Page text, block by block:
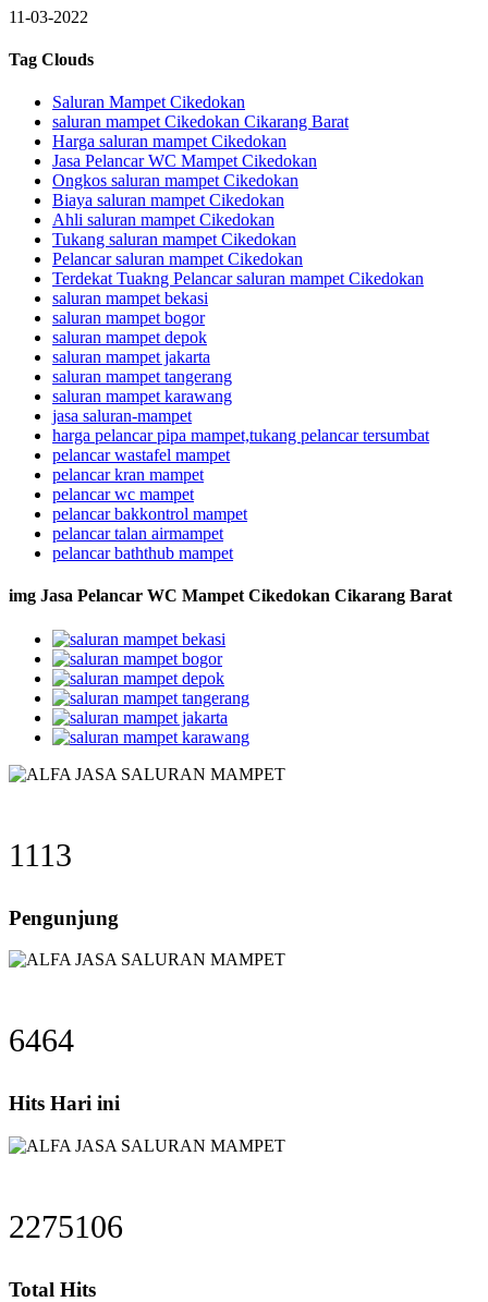
11-03-2022
Tag Clouds
Saluran Mampet Cikedokan
saluran mampet Cikedokan Cikarang Barat
Harga saluran mampet Cikedokan
Jasa Pelancar WC Mampet Cikedokan
Ongkos saluran mampet Cikedokan
Biaya saluran mampet Cikedokan
Ahli saluran mampet Cikedokan
Tukang saluran mampet Cikedokan
Pelancar saluran mampet Cikedokan
Terdekat Tuakng Pelancar saluran mampet Cikedokan
saluran mampet bekasi
saluran mampet bogor
saluran mampet depok
saluran mampet jakarta
saluran mampet tangerang
saluran mampet karawang
jasa saluran-mampet
harga pelancar pipa mampet,tukang pelancar tersumbat
pelancar wastafel mampet
pelancar kran mampet
pelancar wc mampet
pelancar bakkontrol mampet
pelancar talan airmampet
pelancar baththub mampet
img Jasa Pelancar WC Mampet Cikedokan Cikarang Barat
1113
Pengunjung
6464
Hits Hari ini
2275106
Total Hits